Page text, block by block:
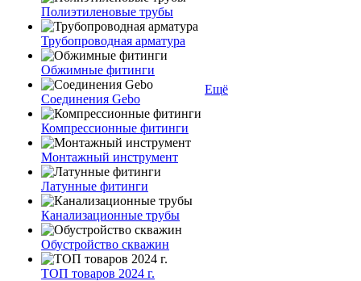
Полиэтиленовые трубы
Трубопроводная арматура
Обжимные фитинги
Соединения Gebo
Компрессионные фитинги
Монтажный инструмент
Латунные фитинги
Канализационные трубы
Обустройство скважин
ТОП товаров 2024 г.
Ещё